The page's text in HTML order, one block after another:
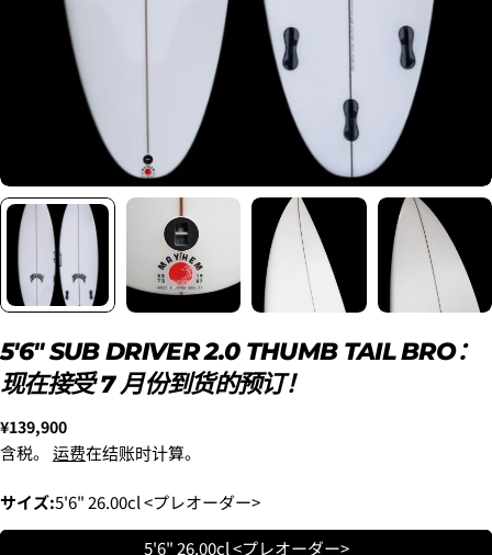
5'6" SUB DRIVER 2.0 THUMB TAIL BRO：
现在接受 7 月份到货的预订！
正
常
格
¥139,900
含税。 运费在结账时计算。
サイズ:5'6" 26.00cl <プレオーダー>
5'6" 26.00cl <プレオーダー>